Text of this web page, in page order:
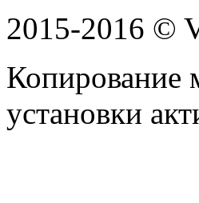
2015-2016 ©
Копирование
установки